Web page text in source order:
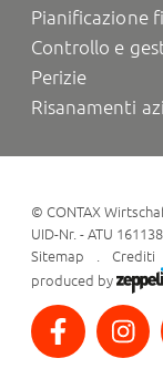
Pianificazione
Controllo e
Perizie
Risanamenti
©CONTAX
UID-Nr. - ATU
Sitemap
Crediti
produced by